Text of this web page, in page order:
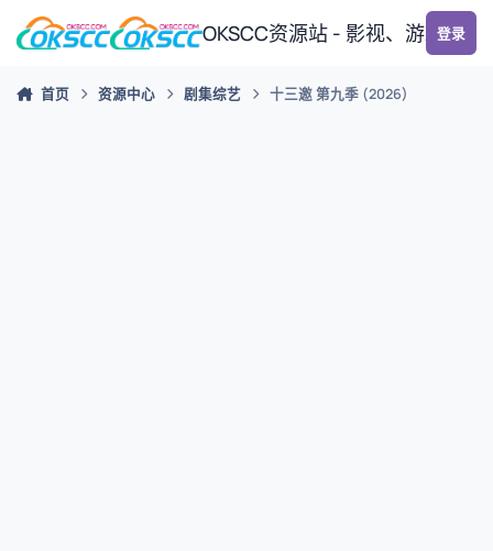
跳转到帖子
OKSCC资源站 - 影视、游戏、
登录
首页 资源中心 剧集综艺 十三邀 第九季 (2026)